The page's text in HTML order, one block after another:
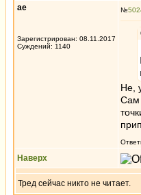
ae
Зарегистрирован: 08.11.2017
Суждений: 1140
№
Не,
Сам
Наверх
Тред сейчас никто не читает.